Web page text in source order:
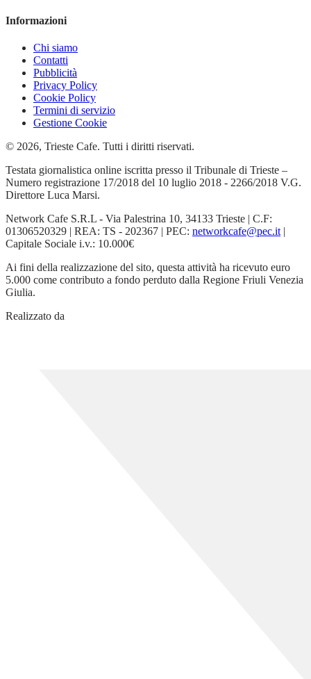
Informazioni
Chi siamo
Contatti
Pubblicità
Privacy Policy
Cookie Policy
Termini di servizio
Gestione Cookie
© 2026, Trieste Cafe. Tutti i diritti riservati.
Testata giornalistica online iscritta presso il Tribunale di Trieste –
Numero registrazione 17/2018 del 10 luglio 2018 - 2266/2018 V.G.
Direttore Luca Marsi.
Network Cafe S.R.L - Via Palestrina 10, 34133 Trieste | C.F:
01306520329 | REA: TS - 202367 | PEC: networkcafe@pec.it |
Capitale Sociale i.v.: 10.000€
Ai fini della realizzazione del sito, questa attività ha ricevuto euro
5.000 come contributo a fondo perduto dalla Regione Friuli Venezia
Giulia.
Realizzato da